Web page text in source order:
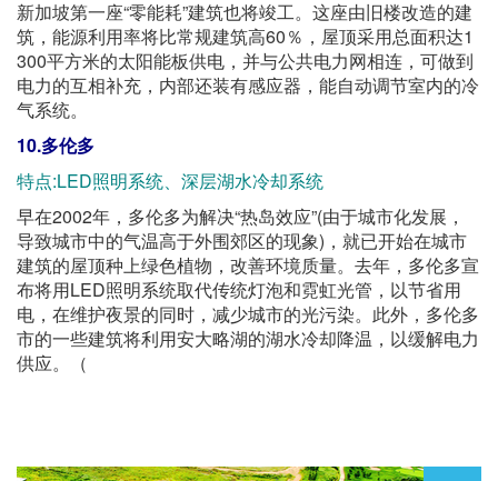
新加坡第一座“零能耗”建筑也将竣工。这座由旧楼改造的建
筑，能源利用率将比常规建筑高60％，屋顶采用总面积达1
300平方米的太阳能板供电，并与公共电力网相连，可做到
电力的互相补充，内部还装有感应器，能自动调节室内的冷
气系统。
10.多伦多
特点:LED照明系统、深层湖水冷却系统
早在2002年，多伦多为解决“热岛效应”(由于城市化发展，
导致城市中的气温高于外围郊区的现象)，就已开始在城市
建筑的屋顶种上绿色植物，改善环境质量。去年，多伦多宣
布将用LED照明系统取代传统灯泡和霓虹光管，以节省用
电，在维护夜景的同时，减少城市的光污染。此外，多伦多
市的一些建筑将利用安大略湖的湖水冷却降温，以缓解电力
供应。（